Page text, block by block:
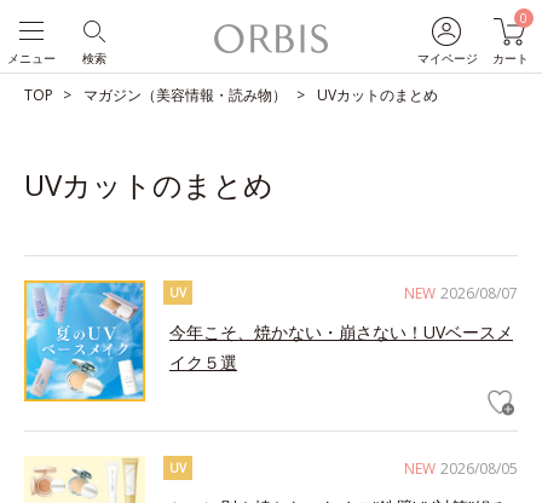
マイページ
0
カート
検索
メニュー
TOP マガジン（美容情報・読み物） UVカットのまとめ
UVカットのまとめ
NEW 2026/08/07
UV
今年こそ、焼かない・崩さない！UVベースメ
イク５選
NEW 2026/08/05
UV